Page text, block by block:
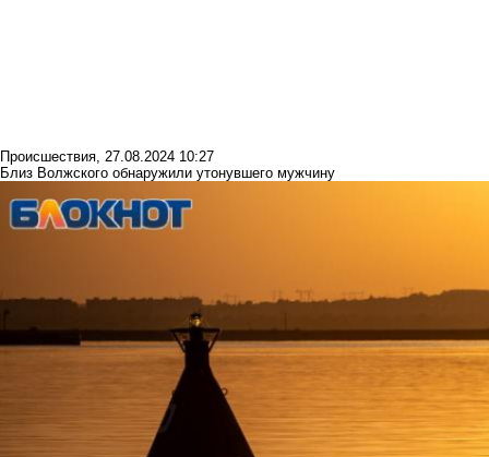
Происшествия, 27.08.2024 10:27
Близ Волжского обнаружили утонувшего мужчину